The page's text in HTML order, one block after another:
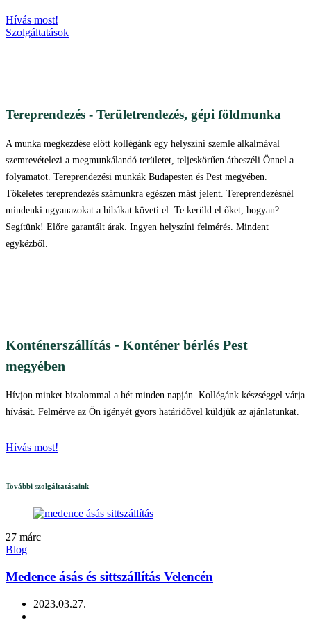
Hívás most!
Szolgáltatások
Tereprendezés - Területrendezés, gépi földmunka
A munka megkezdése előtt kollégánk egy helyszíni szemle alkalmával
szemrevételezi a megmunkálandó területet, teljeskörűen átbeszéli Önnel a
folyamatot. Tereprendezési munkák Budapesten és Pest megyében.
Tökéletes tereprendezés számunkra egészen mást jelent. Tereprendezésnél
mindenki ugyanazokat a hibákat követi el. Te kerüld el őket, hogyan?
Segítünk! Előre garantált árak. Ingyen helyszíni felmérés. Mindent
egykézből.
Konténerszállítás - Konténer bérlés Pest
megyében
Hívjon minket bizalommal a hét minden napján. Kollégánk készséggel várja
hívását. Felmérve az Ön igényét gyors határidővel küldjük az ajánlatunkat.
Hívás most!
További szolgáltatásaink
27 márc
Blog
Medence ásás és sittszállítás Velencén
2023.03.27.